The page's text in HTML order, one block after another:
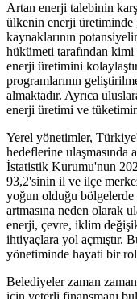
Artan enerji talebinin
ülkenin enerji üretiminde
kaynaklarının
hükümeti tarafından kimi
enerji üretimini
programlarının
almaktadır. Ayrıca
enerji üretimi ve
Yerel yönetimler,
hedeflerine ulaşmasında
İstatistik Kurumu'nun
93,2'sinin il ve ilçe
yoğun olduğu
artmasına neden olarak
enerji, çevre, iklim
ihtiyaçlara yol açmıştır.
yönetiminde hayati bir rol
Belediyeler zaman
için yeterli finansmanı